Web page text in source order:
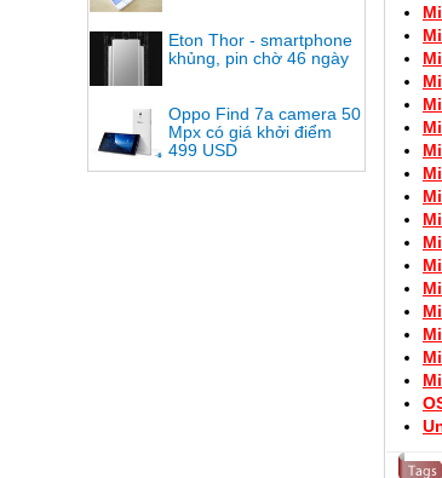
Eton Thor - smartphone
khủng, pin chờ 46 ngày
Oppo Find 7a camera 50
Mpx có giá khởi điểm
499 USD